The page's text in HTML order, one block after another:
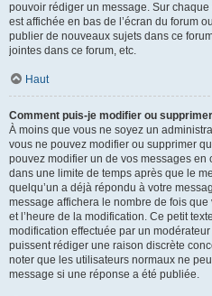
pouvoir rédiger un message. Sur
est affichée en bas de l’écran du forum
publier de nouveaux sujets dans ce
jointes dans ce forum, etc.
Haut
Comment puis-je modifier ou
À moins que vous ne soyez un
vous ne pouvez modifier ou supprimer
pouvez modifier un de vos messages
dans une limite de temps après que le
quelqu’un a déjà répondu à votre
message affichera le nombre de fois
et l’heure de la modification. Ce petit
modification effectuée par un
puissent rédiger une raison discrète
noter que les utilisateurs normaux ne
message si une réponse a été publiée.